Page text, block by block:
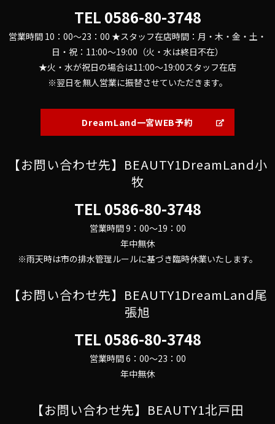
TEL 0586-80-3748
営業時間 10：00～23：00 ★スタッフ在店時間：月・木・金・土・
日・祝：11:00～19:00（火・水は終日不在）
★火・水が祝日の場合は11:00～19:00スタッフ在店
※翌日を無人営業に振替させていただきます。
DreamLand一宮WEB予約
【お問い合わせ先】BEAUTY1DreamLand小
牧
TEL 0586-80-3748
営業時間 9：00～19：00
年中無休
※雨天時は市の排水管理ルールに基づき臨時休業いたします。
【お問い合わせ先】BEAUTY1DreamLand尾
張旭
TEL 0586-80-3748
営業時間 6：00～23：00
年中無休
【お問い合わせ先】BEAUTY1北戸田